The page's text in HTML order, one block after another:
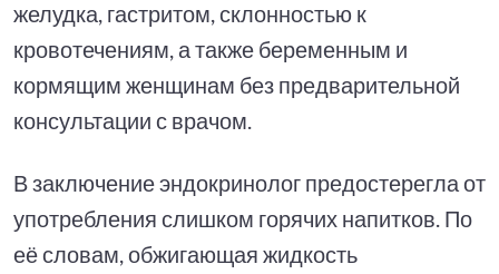
желудка, гастритом, склонностью к
кровотечениям, а также беременным и
кормящим женщинам без предварительной
консультации с врачом.
В заключение эндокринолог предостерегла от
употребления слишком горячих напитков. По
её словам, обжигающая жидкость